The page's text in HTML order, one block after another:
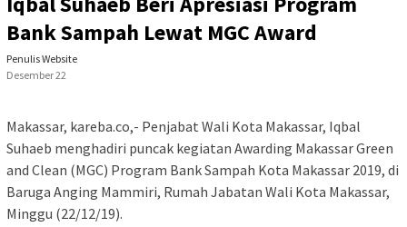
Bank Sampah Lewat MGC Award
Penulis Website
Desember 22
Makassar, kareba.co,- Penjabat Wali Kota Makassar, Iqbal
Suhaeb menghadiri puncak kegiatan Awarding Makassar Green
and Clean (MGC) Program Bank Sampah Kota Makassar 2019, di
Baruga Anging Mammiri, Rumah Jabatan Wali Kota Makassar,
Minggu (22/12/19).